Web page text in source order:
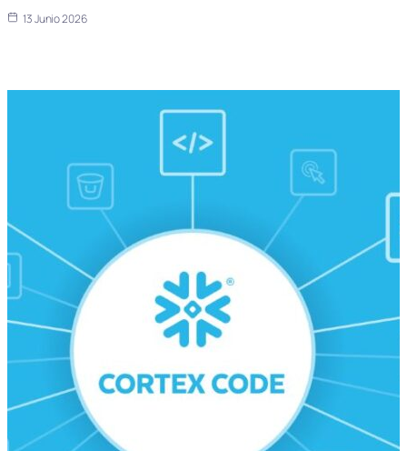
13 Junio 2026